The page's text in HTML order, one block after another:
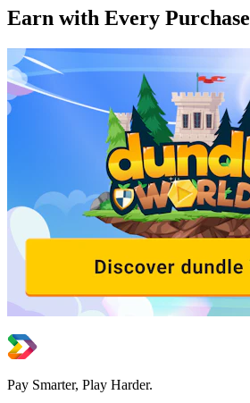
Earn with Every Purchase
Pay Smarter, Play Harder.